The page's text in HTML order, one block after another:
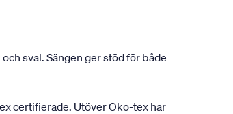
sval. Sängen ger stöd för både
certifierade. Utöver Öko-tex har